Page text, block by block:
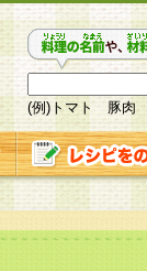
(例)トマト 豚肉